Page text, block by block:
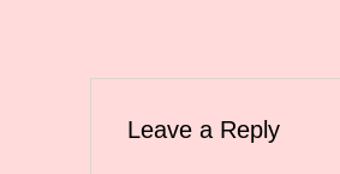
Leave a Reply